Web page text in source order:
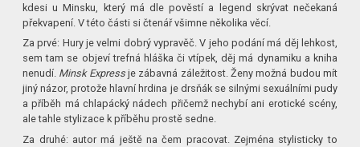
kdesi u Minsku, který má dle pověstí a legend skrývat nečekaná
překvapení. V této části si čtenář všimne několika věcí.
Za prvé: Hury je velmi dobrý vypravěč. V jeho podání má děj lehkost,
sem tam se objeví trefná hláška či vtípek, děj má dynamiku a kniha
nenudí. Minsk Expressje zábavná záležitost. Ženy možná budou mít
jiný názor, protože hlavní hrdina je drsňák se silnými sexuálními pudy
a příběh má chlapácký nádech přičemž nechybí ani erotické scény,
ale tahle stylizace k příběhu prostě sedne.
Za druhé: autor má ještě na čem pracovat. Zejména stylisticky to